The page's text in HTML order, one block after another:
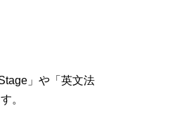
」や「英文法
。